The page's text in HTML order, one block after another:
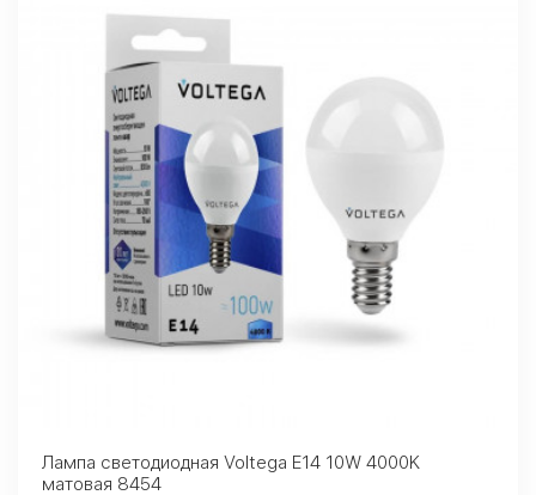
Лампа светодиодная Voltega E14 10W 4000K
матовая 8454